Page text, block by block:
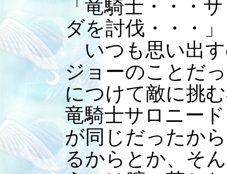
「竜騎士・・・
ダを討伐・・・」
いつも思い出
ジョーのことだ
につけて敵に挑
竜騎士サロニー
が同じだったか
るからとか、そ